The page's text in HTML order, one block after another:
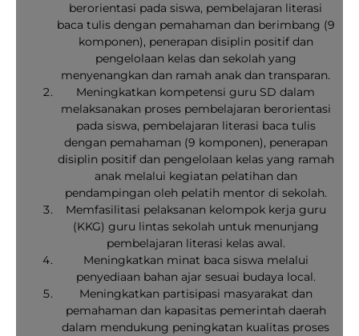
berorientasi pada siswa, pembelajaran literasi
baca tulis dengan pemahaman dan berimbang (9
komponen), penerapan disiplin positif dan
pengelolaan kelas dan sekolah yang
menyenangkan dan ramah anak dan transparan.
Meningkatkan kompetensi guru SD dalam
melaksanakan proses pembelajaran berorientasi
pada siswa, pembelajaran literasi baca tulis
dengan pemahaman (9 komponen), penerapan
disiplin positif dan pengelolaan kelas yang ramah
anak melalui kegiatan pelatihan dan
pendampingan oleh pelatih mentor di sekolah.
Memfasilitasi pelaksanan kelompok kerja guru
(KKG) guru lintas sekolah untuk menunjang
pembelajaran literasi kelas awal.
Meningkatkan minat baca siswa melalui
penyediaan bahan ajar sesuai budaya local.
Meningkatkan partisipasi masyarakat dan
pemahaman dan kapasitas pemerintah daerah
dalam mendukung peningkatan kualitas proses